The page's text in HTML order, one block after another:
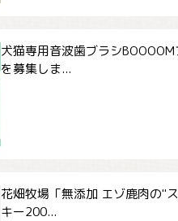
犬猫専用音波歯ブラシ
を募集しま...
花畑牧場「無添加 エゾ鹿肉の"
キー200...